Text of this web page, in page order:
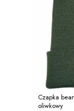
Czapka
oliwkowy